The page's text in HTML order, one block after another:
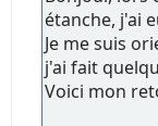
étanche, j'ai
Je me suis
j'ai fait
Voici mon